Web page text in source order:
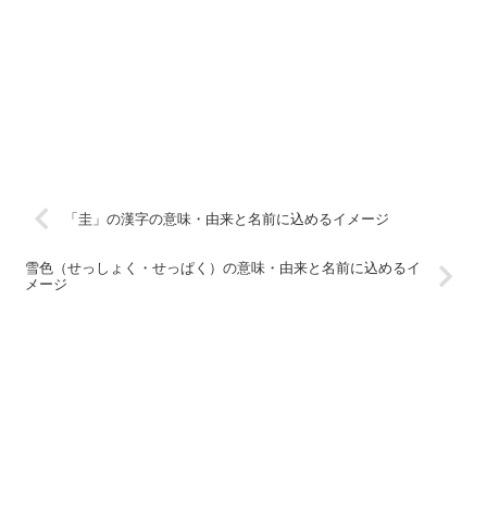
「圭」の漢字の意味・由来と名前に込めるイメージ
雪色（せっしょく・せっぱく）の意味・由来と名前に込めるイ
メージ